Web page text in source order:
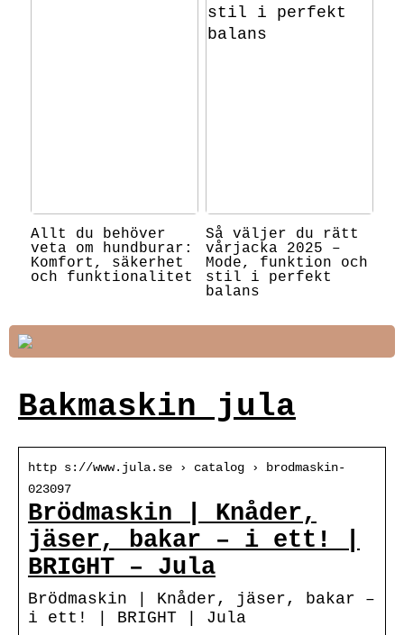
Allt du behöver
veta om hundburar:
Komfort, säkerhet
och funktionalitet
Så väljer du rätt
vårjacka 2025 –
Mode, funktion och
stil i perfekt
balans
Bakmaskin jula
http s://www.jula.se › catalog › brodmaskin-
023097
Brödmaskin | Knåder,
jäser, bakar – i ett! |
BRIGHT – Jula
Brödmaskin | Knåder, jäser, bakar –
i ett! | BRIGHT | Jula